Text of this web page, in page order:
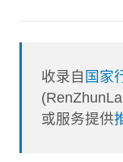
收录自 国家
或服务提供